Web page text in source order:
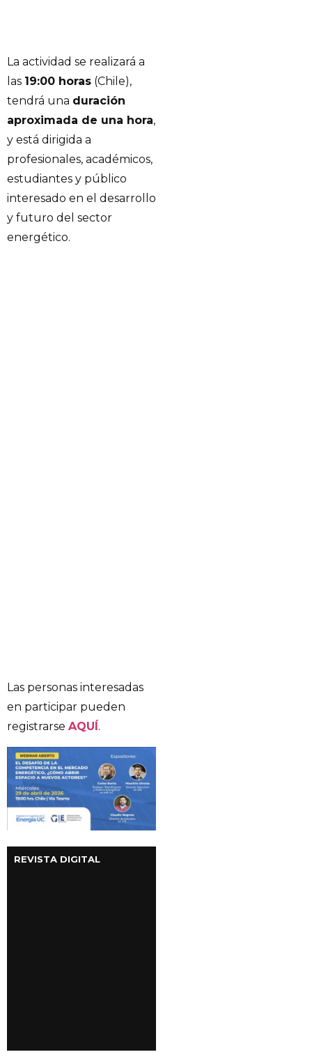
La actividad se realizará a
las 19:00 horas (Chile),
tendrá una duración
aproximada de una hora,
y está dirigida a
profesionales, académicos,
estudiantes y público
interesado en el desarrollo
y futuro del sector
energético.
Las personas interesadas
en participar pueden
registrarse AQUÍ.
REVISTA DIGITAL